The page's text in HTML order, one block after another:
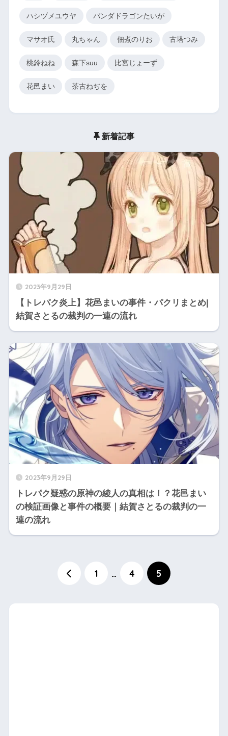
ハシヅメユウヤ パンダドラゴンたいが
マサオ氏 丸ちゃん 佃煮のりお 古塔つみ
桃鈴ねね 森下suu 比宮じょーず
花邑まい 茶古ねぢを
新着記事
2023年9月29日
【トレパク炎上】花邑まいの事件・パクリまとめ|
結賀さとるの裁判の一連の流れ
2023年9月29日
トレパク疑惑の原神の綾人の真相は！？花邑まい
の検証画像と事件の概要｜結賀さとるの裁判の一
連の流れ
1 … 4 5